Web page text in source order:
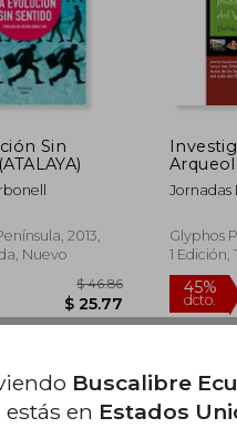
dcto.
Sin
2013,
Nuevo
Valle
Actas
de
25 al
2012,
Jornadas
Duero
Glyphos
1 Edición,
Nuevo
Buscalibre
estás en Estados